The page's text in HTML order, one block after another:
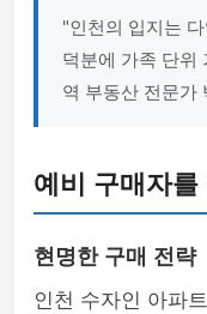
"인천의 입지는
덕분에 가족 단위
역 부동산 전문가
예비 구매자를
현명한 구매 전략
인천 수자인 아파